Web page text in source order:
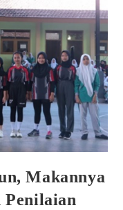
Makannya
Penilaian